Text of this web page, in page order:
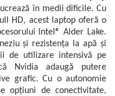
în medii dificile. Cu
HD, acest laptop oferă o
Intel® Alder Lake.
și rezistența la apă și
de utilizare intensivă pe
Nvidia adaugă putere
grafic. Cu o autonomie
opțiuni de conectivitate,